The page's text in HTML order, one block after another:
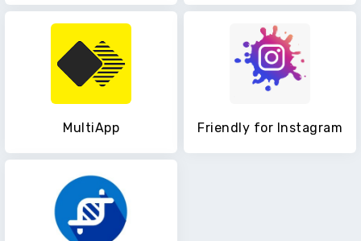
MultiApp Friendly for Instagram